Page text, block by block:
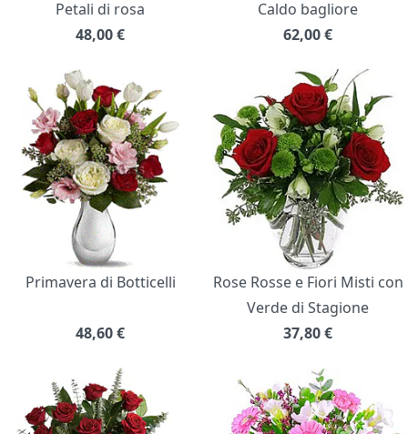
Petali di rosa
48,00€
Caldo bagliore
62,00€
Primavera di Botticelli
48,60€
Rose Rosse e Fiori Misti con
Verde di Stagione
37,80€